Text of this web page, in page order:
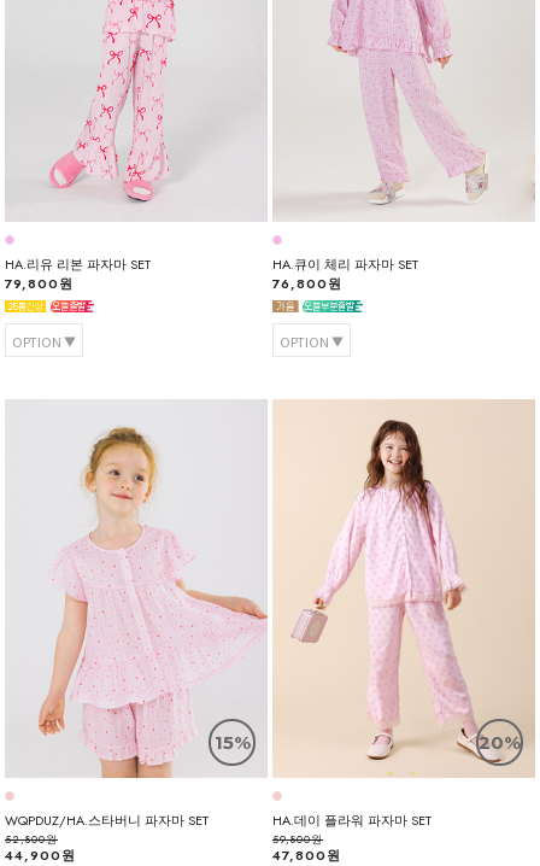
HA.리유 리본 파자마 SET
79,800원
OPTION
HA.큐이 체리 파자마 SET
76,800원
OPTION
15%
WQPDUZ/HA.스타버니 파자마 SET
52,800원
44,900원
20%
HA.데이 플라워 파자마 SET
59,800원
47,800원